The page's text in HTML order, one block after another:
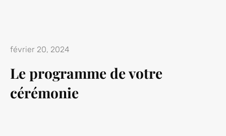
février 20, 2024
Le programme de votre
cérémonie